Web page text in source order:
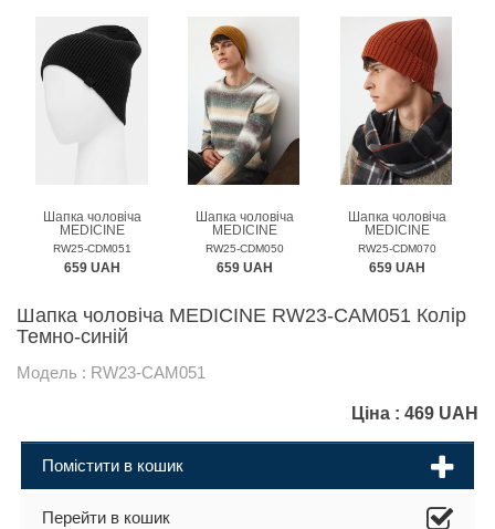
Шапка чоловіча
MEDICINE
RW25-CDM051
659 UAH
Шапка чоловіча
MEDICINE
RW25-CDM050
659 UAH
Шапка чоловіча
MEDICINE
RW25-CDM070
659 UAH
Шапка чоловіча MEDICINE RW23-CAM051 Колір
Темно-синій
Модель : RW23-CAM051
Ціна : 469 UAH
Помістити в кошик
Перейти в кошик